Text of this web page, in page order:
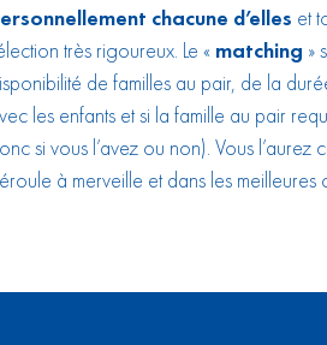
chacune d’elles et
très rigoureux. Le « matching »
de familles au pair, de la
les enfants et si la famille au pair
si vous l’avez ou non). Vous
à merveille et dans les meilleures